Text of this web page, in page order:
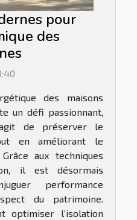
pour
des
des maisons
un défi passionnant,
de préserver le
en améliorant le
aux techniques
il est désormais
performance
du patrimoine.
optimiser l’isolation